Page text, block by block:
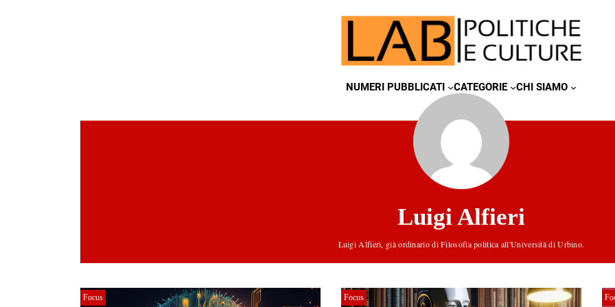
NUMERI PUBBLICATI CATEGORIE CHI SIAMO
Luigi Alfieri
Luigi Alfieri, già ordinario di Filosofia politica all'Università di Urbino.
Focus Focus